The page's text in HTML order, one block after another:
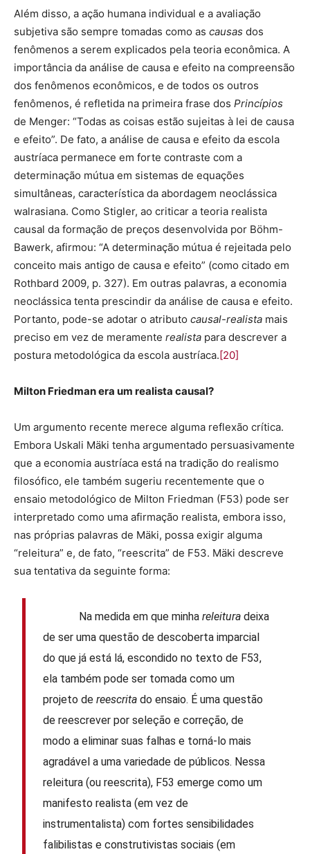
Além disso, a ação humana individual e a avaliação
subjetiva são sempre tomadas como as causas dos
fenômenos a serem explicados pela teoria econômica. A
importância da análise de causa e efeito na compreensão
dos fenômenos econômicos, e de todos os outros
fenômenos, é refletida na primeira frase dos Princípios
de Menger: “Todas as coisas estão sujeitas à lei de causa
e efeito”. De fato, a análise de causa e efeito da escola
austríaca permanece em forte contraste com a
determinação mútua em sistemas de equações
simultâneas, característica da abordagem neoclássica
walrasiana. Como Stigler, ao criticar a teoria realista
causal da formação de preços desenvolvida por Böhm-
Bawerk, afirmou: “A determinação mútua é rejeitada pelo
conceito mais antigo de causa e efeito” (como citado em
Rothbard 2009, p. 327). Em outras palavras, a economia
neoclássica tenta prescindir da análise de causa e efeito.
Portanto, pode-se adotar o atributo causal-realista mais
preciso em vez de meramente realista para descrever a
postura metodológica da escola austríaca.[20]
Milton Friedman era um realista causal?
Um argumento recente merece alguma reflexão crítica.
Embora Uskali Mäki tenha argumentado persuasivamente
que a economia austríaca está na tradição do realismo
filosófico, ele também sugeriu recentemente que o
ensaio metodológico de Milton Friedman (F53) pode ser
interpretado como uma afirmação realista, embora isso,
nas próprias palavras de Mäki, possa exigir alguma
“releitura” e, de fato, “reescrita” de F53. Mäki descreve
sua tentativa da seguinte forma:
Na medida em que minhareleituradeixa
de ser uma questão de descoberta imparcial
do que já está lá, escondido no texto de F53,
ela também pode ser tomada como um
projeto dereescritado ensaio. É uma questão
de reescrever por seleção e correção, de
modo a eliminar suas falhas e torná-lo mais
agradável a uma variedade de públicos. Nessa
releitura (ou reescrita), F53 emerge como um
manifesto realista (em vez de
instrumentalista) com fortes sensibilidades
falibilistas e construtivistas sociais (em